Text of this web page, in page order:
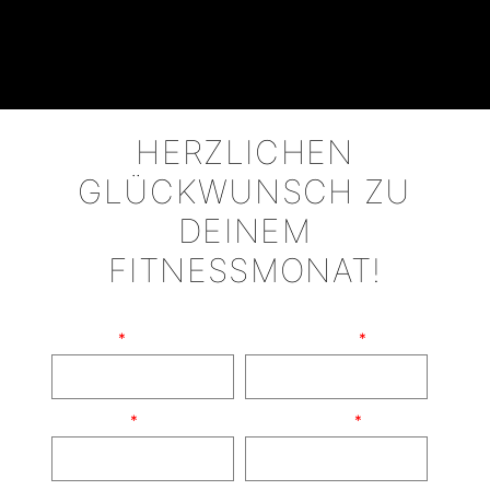
HERZLICHEN
GLÜCKWUNSCH ZU
DEINEM
FITNESSMONAT!